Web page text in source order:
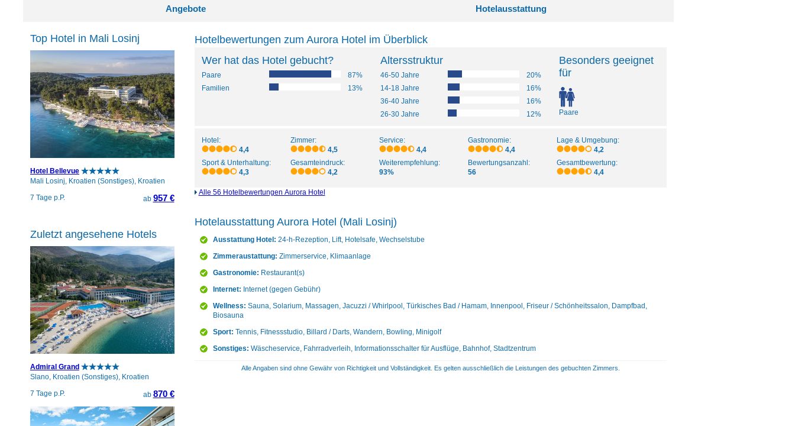
Angebote Hotelausstattung
Hotelbewertungen zum Aurora Hotel im Überblick
Wer hat das Hotel gebucht?
Paare
87%
Familien
13%
Altersstruktur
46-50 Jahre
20%
14-18 Jahre
16%
36-40 Jahre
16%
26-30 Jahre
12%
Besonders geeignet
für
Paare
Hotel:
4,4
Zimmer:
4,5
Service:
4,4
Gastronomie:
4,4
Lage & Umgebung:
4,2
Sport & Unterhaltung:
4,3
Gesamteindruck:
4,2
Weiterempfehlung:
93%
Bewertungsanzahl:
56
Gesamtbewertung:
4,4
Alle 56 Hotelbewertungen Aurora Hotel
Hotelausstattung Aurora Hotel (Mali Losinj)
Ausstattung Hotel: 24-h-Rezeption, Lift, Hotelsafe, Wechselstube
Zimmeraustattung: Zimmerservice, Klimaanlage
Gastronomie: Restaurant(s)
Internet: Internet (gegen Gebühr)
Wellness: Sauna, Solarium, Massagen, Jacuzzi / Whirlpool, Türkisches Bad / Hamam, Innenpool, Friseur / Schönheitssalon, Dampfbad,
Biosauna
Sport: Tennis, Fitnessstudio, Billard / Darts, Wandern, Bowling, Minigolf
Sonstiges: Wäscheservice, Fahrradverleih, Informationsschalter für Ausflüge, Bahnhof, Stadtzentrum
Alle Angaben sind ohne Gewähr von Richtigkeit und Vollständigkeit. Es gelten ausschließlich die Leistungen des gebuchten Zimmers.
Top Hotel in Mali Losinj
Hotel Bellevue
Mali Losinj, Kroatien (Sonstiges), Kroatien
7 Tage p.P.
ab 957 €
Zuletzt angesehene Hotels
Admiral Grand
Slano, Kroatien (Sonstiges), Kroatien
7 Tage p.P.
ab 870 €